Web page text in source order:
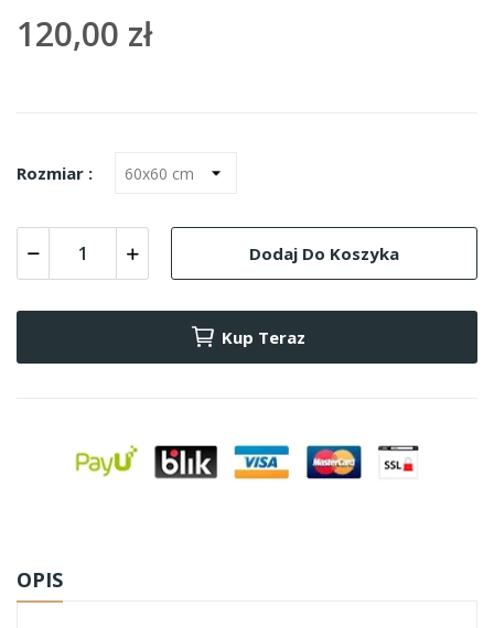
120,00 zł
Rozmiar :
Dodaj Do Koszyka
Kup Teraz
OPIS